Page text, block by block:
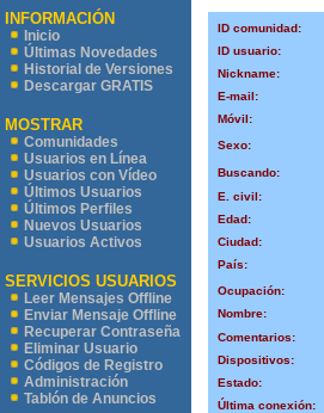
INFORMACIÓN
Inicio
Últimas Novedades
Historial de Versiones
Descargar GRATIS
MOSTRAR
Comunidades
Usuarios en Línea
Usuarios con Vídeo
Últimos Usuarios
Últimos Perfiles
Nuevos Usuarios
Usuarios Activos
SERVICIOS USUARIOS
Leer Mensajes Offline
Enviar Mensaje Offline
Recuperar Contraseña
Eliminar Usuario
Códigos de Registro
Administración
Tablón de Anuncios
ID comunidad:
ID usuario:
Nickname:
E-mail:
Móvil:
Sexo:
Buscando:
E. civil:
Edad:
Ciudad:
País:
Ocupación:
Nombre:
Comentarios:
Dispositivos:
Estado:
Última conexión: